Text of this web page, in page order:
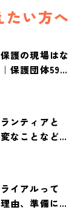
たい方へ
護の現場はな
保護団体59団
・保護猫白書
ンティアと
なことなど紹
イアルって
由、準備に必